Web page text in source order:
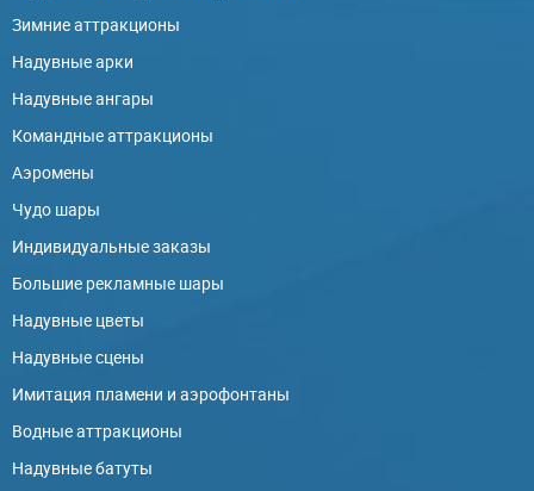
Зимние аттракционы
Надувные арки
Надувные ангары
Командные аттракционы
Аэромены
Чудо шары
Индивидуальные заказы
Большие рекламные шары
Надувные цветы
Надувные сцены
Имитация пламени и аэрофонтаны
Водные аттракционы
Надувные батуты